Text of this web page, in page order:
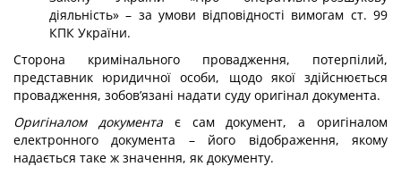
діяльність» – за умови відповідності вимогам ст. 99
КПК України.
Сторона кримінального провадження, потерпілий,
представник юридичної особи, щодо якої здійснюється
провадження, зобов’язані надати суду оригінал документа.
Оригіналом документає сам документ, а оригіналом
електронного документа – його відображення, якому
надається таке ж значення, як документу.